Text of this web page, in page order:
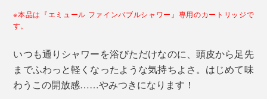
※本品は『エミュール ファインバブルシャワー』専用のカートリッジで
す。
いつも通りシャワーを浴びただけなのに、頭皮から足先
までふわっと軽くなったような気持ちよさ。はじめて味
わうこの開放感……やみつきになります！